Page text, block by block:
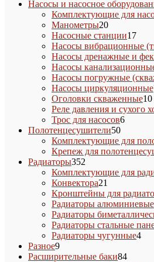
Насосы и насосное
Комплектующие для
Манометры2020
товаров
Насосные станции1717
Насосы вибрационные
Насосы дренажные и
Насосы
Насосы погружные
Насосы циркуляционные
Оголовки скваженные10
Реле давления и сухого
Трос для насосов66
Полотенцесушители5050
товаров
Комплектующие для
Крепеж для
Радиаторы352
товара
Комплектующие для
Конвектора21
товар
Кронштейны для
Радиаторы алюминиевые
Радиаторы
Радиаторы стальные
Радиаторы чугунные44
Разное99
товаров
Расширительные баки8484